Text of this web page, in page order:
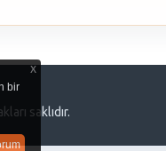
saklıdır.
x
bir